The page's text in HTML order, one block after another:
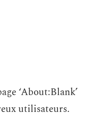
‘About:Blank’
utilisateurs.